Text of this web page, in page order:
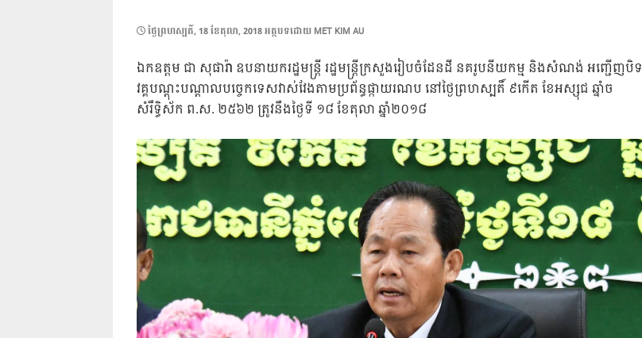
POSTED
ថ្ងៃ​ព្រហស្បតិ៍, 18 ខែ​តុលា, 2018អត្ថបទដោយ MET KIM AU
ឯកឧត្តម ជា សុផារ៉ា ឧបនាយករដ្ឋមន្រ្តី រដ្ឋមន្រ្តីក្រសួងរៀបចំដែនដី នគរូបនីយកម្ម និងសំណង់ អញ្ជើញបិទ
វគ្គបណ្ដុះបណ្ដាលបច្ចេកទេសវាស់វែងតាមប្រព័ន្ធផ្កាយរណប នៅថ្ងៃព្រហស្បតិ៍ ៩កើត ខែអស្សុជ ឆ្នាំច
សំរឹទ្ធិស័ក ព.ស. ២៥៦២ ត្រូវនឹងថ្ងៃទី ១៨ ខែតុលា ឆ្នាំ២០១៨